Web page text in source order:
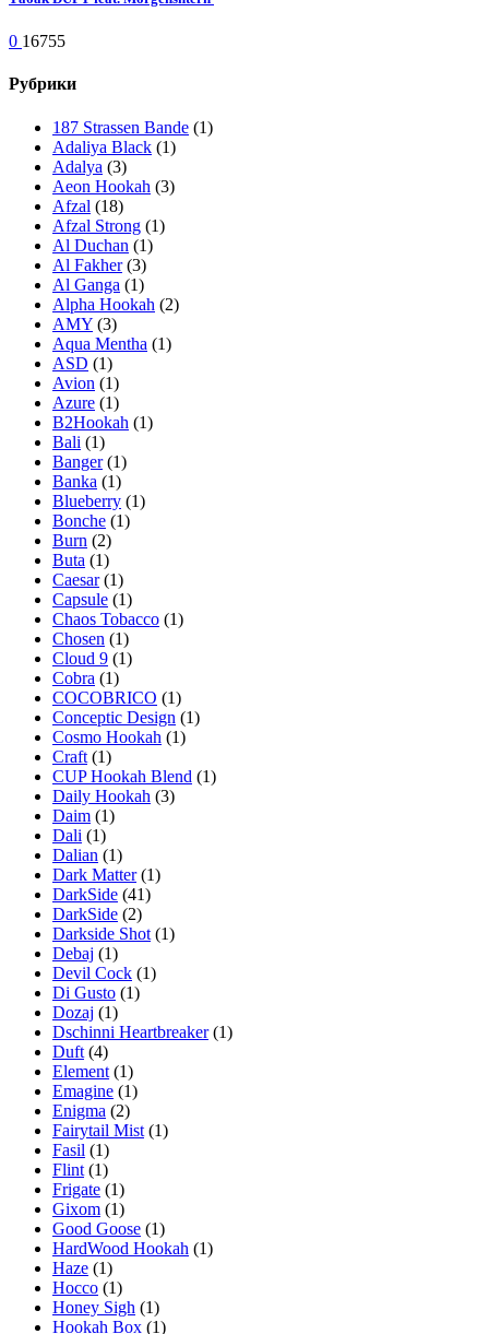
0 16755
Рубрики
187 Strassen Bande (1)
Adaliya Black (1)
Adalya (3)
Aeon Hookah (3)
Afzal (18)
Afzal Strong (1)
Al Duchan (1)
Al Fakher(3)
Al Ganga (1)
Alpha Hookah (2)
AMY (3)
Aqua Mentha (1)
ASD (1)
Avion (1)
Azure (1)
B2Hookah (1)
Bali (1)
Banger(1)
Banka (1)
Blueberry (1)
Bonche (1)
Burn (2)
Buta (1)
Caesar(1)
Capsule (1)
Chaos Tobacco (1)
Chosen (1)
Cloud 9 (1)
Cobra (1)
COCOBRICO (1)
Conceptic Design (1)
Cosmo Hookah (1)
Craft (1)
CUP Hookah Blend (1)
Daily Hookah (3)
Daim (1)
Dali (1)
Dalian (1)
Dark Matter(1)
DarkSide (41)
DarkSide (2)
Darkside Shot (1)
Debaj (1)
Devil Cock (1)
Di Gusto (1)
Dozaj (1)
Dschinni Heartbreaker(1)
Duft (4)
Element (1)
Emagine (1)
Enigma (2)
Fairytail Mist (1)
Fasil (1)
Flint (1)
Frigate (1)
Gixom (1)
Good Goose (1)
HardWood Hookah (1)
Haze (1)
Hocco (1)
Honey Sigh (1)
Hookah Box (1)